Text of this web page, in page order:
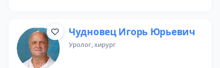
Чудновец Игорь Юрьевич
уролог, хирург